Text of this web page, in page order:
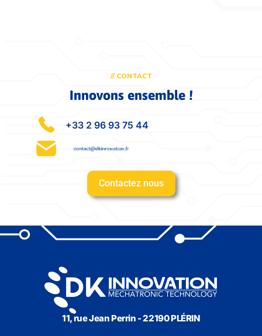
// CONTACT
Innovons ensemble !
+33 2 96 93 75 44
Contactez nous
11, rue Jean Perrin - 22190 PLÉRIN